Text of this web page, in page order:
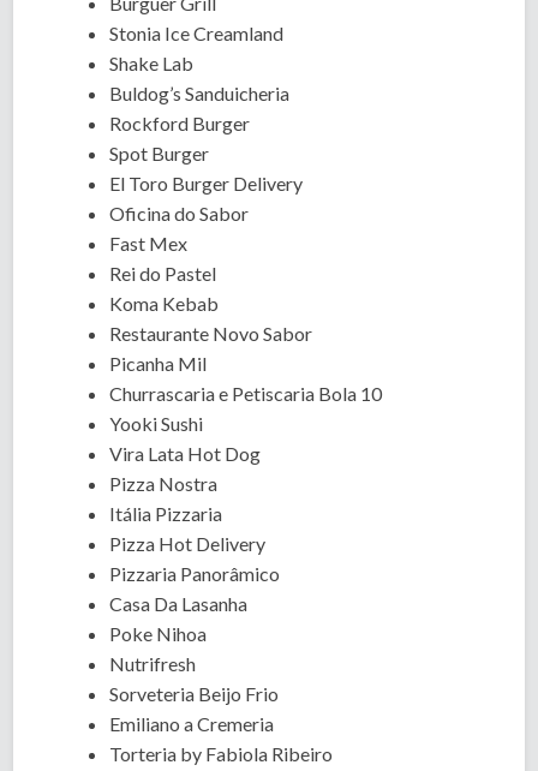
Stonia Ice Creamland
Shake Lab
Buldog’s Sanduicheria
Rockford Burger
Spot Burger
El Toro Burger Delivery
Oficina do Sabor
Fast Mex
Rei do Pastel
Koma Kebab
Restaurante Novo Sabor
Picanha Mil
Churrascaria e Petiscaria Bola 10
Yooki Sushi
Vira Lata Hot Dog
Pizza Nostra
Itália Pizzaria
Pizza Hot Delivery
Pizzaria Panorâmico
Casa Da Lasanha
Poke Nihoa
Nutrifresh
Sorveteria Beijo Frio
Emiliano a Cremeria
Torteria by Fabiola Ribeiro